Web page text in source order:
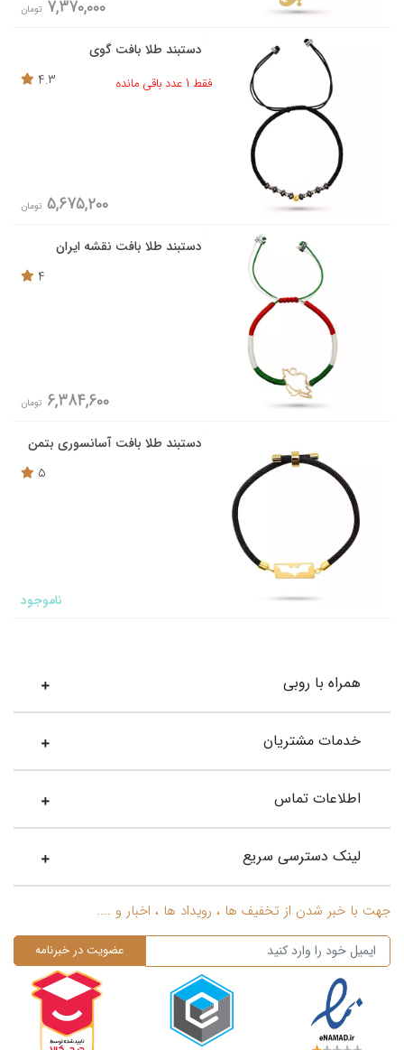
7,370,000 تومان
دستبند طلا بافت گوی
فقط 1 عدد باقی مانده
4.3
5,675,200 تومان
دستبند طلا بافت نقشه ایران
4
6,384,600 تومان
دستبند طلا بافت آسانسوری بتمن
5
ناموجود
همراه با روبی
خدمات مشتریان
اطلاعات تماس
لینک دسترسی سریع
جهت با خبر شدن از تخفیف ها ، رویداد ها ، اخبار و ....